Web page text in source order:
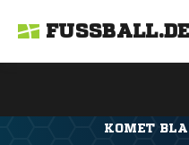
FUSSBALL.DE
KOMET